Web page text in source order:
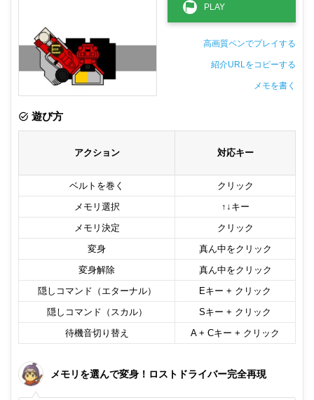
高画質ペンでプレイする
紹介URLをコピーする
メモを書く
遊び方
アクション 対応キー
ベルトを巻く
クリック
メモリ選択
↑↓キー
メモリ決定
クリック
変身
真ん中をクリック
変身解除
真ん中をクリック
隠しコマンド（エターナル）
Eキー + クリック
隠しコマンド（スカル）
Sキー + クリック
待機音切り替え
A + Cキー + クリック
メモリを選んで変身！ロストドライバー完全再現